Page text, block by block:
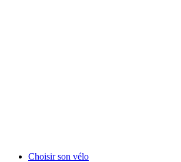
Choisir son vélo